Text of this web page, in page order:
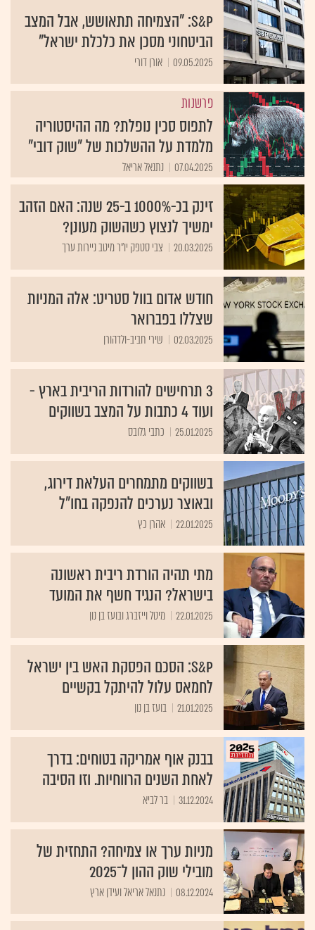
S&P: "הצמיחה תתאושש, אבל המצב
הביטחוני מסכן את כלכלת ישראל"
09.05.2025 אורן דורי
פרשנות
לתפוס סכין נופלת? מה ההיסטוריה
מלמדת על ההשלכות של "שוק דובי"
07.04.2025 נתנאל אריאל
זינק בכ-1000% ב-25 שנה: האם הזהב
ימשיך לנצוץ כשהשוק מעונן?
20.03.2025 צבי סטפק יו"ר מיטב ניירות ערך
חודש אדום בוול סטריט: אלה המניות
שצללו בפברואר
02.03.2025 שירי חביב-ולדהורן
3 תרחישים להורדות הריבית בארץ -
ועוד 4 כתבות על המצב בשווקים
25.01.2025 כתבי גלובס
בשווקים מתמחרים העלאת דירוג,
ובאוצר נערכים להנפקה בחו"ל
22.01.2025 אהרן כץ
מתי תהיה הורדת ריבית ראשונה
בישראל? הנגיד חשף את המועד
22.01.2025 מיטל וייזברג ובועז בן נון
S&P: הסכם הפסקת האש בין ישראל
לחמאס עלול להיתקל בקשיים
21.01.2025 בועז בן נון
בבנק אוף אמריקה בטוחים: בדרך
לאחת השנים הרווחיות. וזו הסיבה
31.12.2024 בר לביא
מניות ערך או צמיחה? התחזית של
מובילי שוק ההון ל־2025
08.12.2024 נתנאל אריאל ועידן ארץ